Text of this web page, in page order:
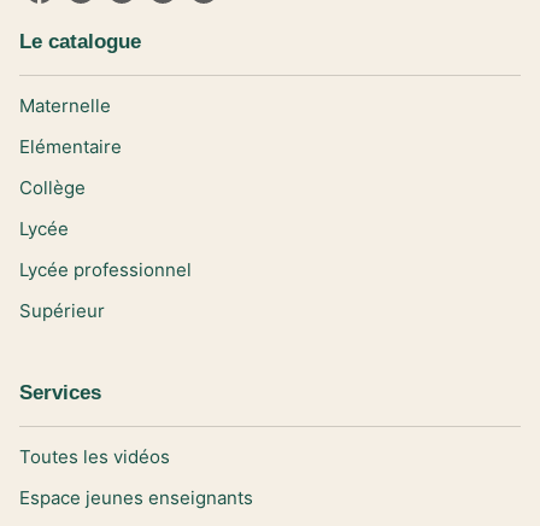
Le catalogue
Maternelle
Elémentaire
Collège
Lycée
Lycée professionnel
Supérieur
Services
Toutes les vidéos
Espace jeunes enseignants